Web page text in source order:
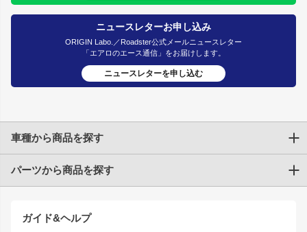
ニュースレターお申し込み
ORIGIN Labo.／Roadster公式メールニュースレター
「エアロのエース通信」をお届けします。
ニュースレターを申し込む
ガイド&ヘルプ
車種から商品を探す
トヨタ
JZX90 CHASER
パーツから商品を探す
エアロシリーズ